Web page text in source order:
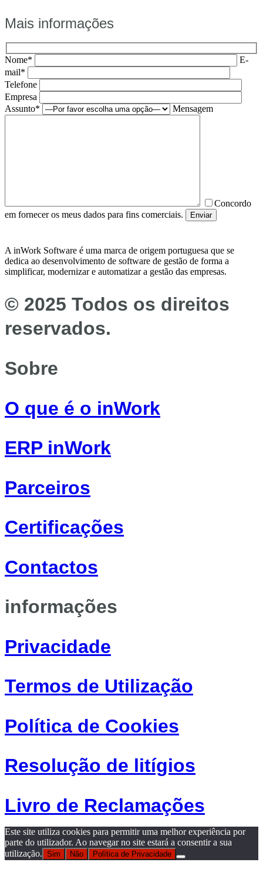
Mais informações
Nome*
E-
mail*
Telefone
Empresa
Assunto*
Mensagem
Concordo
em fornecer os meus dados para fins comerciais.
Enviar
A inWork Software é uma marca de origem portuguesa que se
dedica ao desenvolvimento de software de gestão de forma a
simplificar, modernizar e automatizar a gestão das empresas.
© 2025 Todos os direitos
reservados.
Sobre
O que é o inWork
ERP inWork
Parceiros
Certificações
Contactos
informações
Privacidade
Termos de Utilização
Política de Cookies
Resolução de litígios
Livro de Reclamações
Este site utiliza cookies para permitir uma melhor experiência por
parte do utilizador. Ao navegar no site estará a consentir a sua
utilização. Sim Não Política de Privacidade